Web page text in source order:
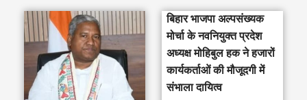
बिहार भाजपा अल्पसंख्यक
मोर्चा के नवनियुक्त प्रदेश
अध्यक्ष मोहिबुल हक ने हजारों
कार्यकर्ताओं की मौजूदगी में
संभाला दायित्व